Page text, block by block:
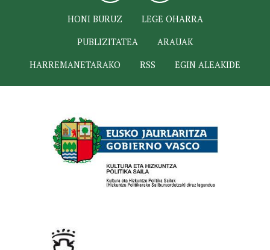
HONI BURUZ
LEGE OHARRA
PUBLIZITATEA
ARAUAK
HARREMANETARAKO
RSS EGIN ALEAKIDE